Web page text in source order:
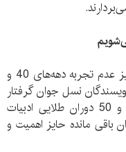
احمد آرام، داستان‌نویس دیگر کشورمان نیز عدم تجربه دهه‌های 40 و
نسل جوان گرفتار
آن هستند، دانست و گفت: دهه‌های 40 و 50 دوران طلایی ادبیات
باقی مانده حایز اهمیت و